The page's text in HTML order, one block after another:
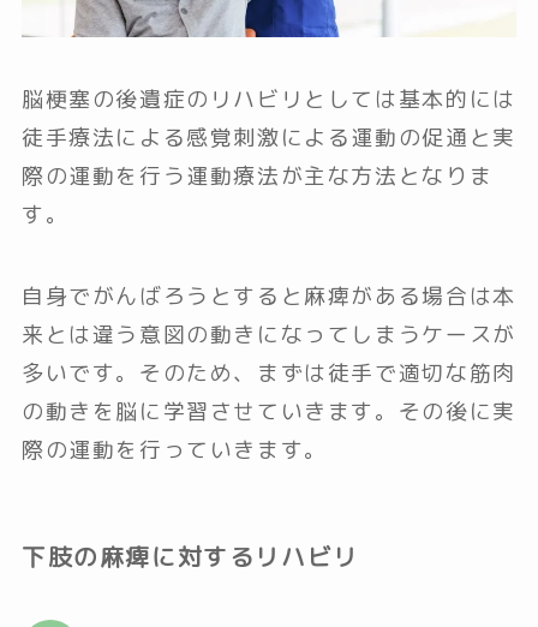
脳梗塞の後遺症のリハビリとしては基本的には
徒手療法による感覚刺激による運動の促通と実
際の運動を行う運動療法が主な方法となりま
す。
自身でがんばろうとすると麻痺がある場合は本
来とは違う意図の動きになってしまうケースが
多いです。そのため、まずは徒手で適切な筋肉
の動きを脳に学習させていきます。その後に実
際の運動を行っていきます。
下肢の麻痺に対するリハビリ